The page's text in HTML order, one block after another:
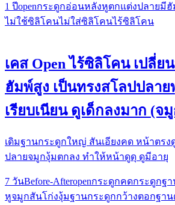
1 ปีopenกระดูกอ่อนหลังหูตกแต่งปลายมีฮั
ไม่ใช้ซิลิโคนไม่ใส่ซิลิโคนไร้ซิลิโคน
เคส Open ไร้ซิลิโคน เปลี่
ฮัมพ์สูง เป็นทรงสโลปปลา
เรียบเนียน ดูเด็กลงมาก (จ
เดิมฐานกระดูกใหญ่ สันเอียงคด หน้าตร
ปลายจมูกงุ้มตกลง ทำให้หน้าดูดุ ดูมีอายุ
7 วันBefore-Afteropenกระดูกคดกระดูกฐา
หูจมูกสันโก่งงุ้มฐานกระดูกกว้างตอกฐาน